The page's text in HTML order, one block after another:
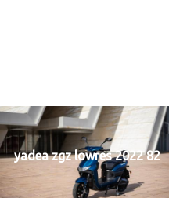
yadea zgz lowres 2022 82